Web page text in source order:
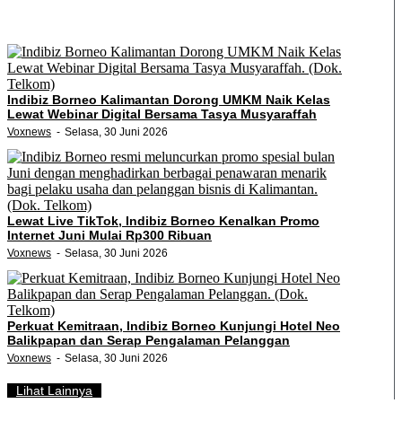
Indibiz Borneo Kalimantan Dorong UMKM Naik Kelas
Lewat Webinar Digital Bersama Tasya Musyaraffah
Voxnews Selasa, 30 Juni 2026
Lewat Live TikTok, Indibiz Borneo Kenalkan Promo
Internet Juni Mulai Rp300 Ribuan
Voxnews Selasa, 30 Juni 2026
Perkuat Kemitraan, Indibiz Borneo Kunjungi Hotel Neo
Balikpapan dan Serap Pengalaman Pelanggan
Voxnews Selasa, 30 Juni 2026
Lihat Lainnya